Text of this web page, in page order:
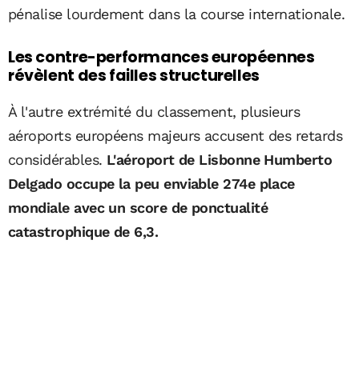
pénalise lourdement dans la course internationale.
Les contre-performances européennes
révèlent des failles structurelles
À l'autre extrémité du classement, plusieurs
aéroports européens majeurs accusent des retards
considérables. L'aéroport de Lisbonne Humberto
Delgado occupe la peu enviable 274e place
mondiale avec un score de ponctualité
catastrophique de 6,3.